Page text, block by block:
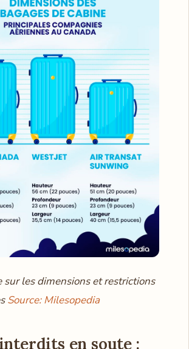
sur les dimensions et restrictions
Source: Milesopedia
en soute :